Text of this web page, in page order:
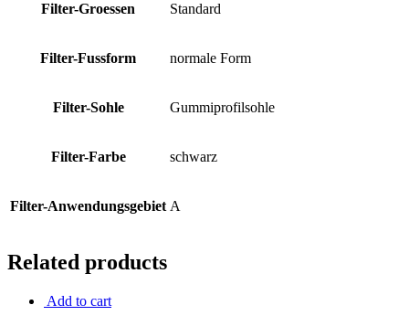
Filter-Groessen Standard
Filter-Fussform normale Form
Filter-Sohle Gummiprofilsohle
Filter-Farbe schwarz
Filter-Anwendungsgebiet A
Related products
Add to cart